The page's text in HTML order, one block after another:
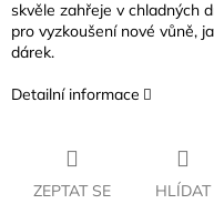
skvěle zahřeje v chladných
pro vyzkoušení nové vůně,
dárek.
Detailní informace
ZEPTAT SE HLÍDAT